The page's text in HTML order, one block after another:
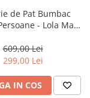
de Pat Bumbac
- Lola Mavi-
609,00 Lei
299,00 Lei
IN COS